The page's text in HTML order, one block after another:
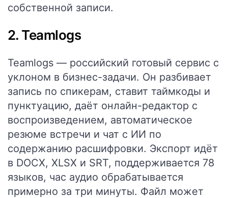
собственной записи.
2. Teamlogs
Teamlogs — российский готовый сервис с
уклоном в бизнес-задачи. Он разбивает
запись по спикерам, ставит таймкоды и
пунктуацию, даёт онлайн-редактор с
воспроизведением, автоматическое
резюме встречи и чат с ИИ по
содержанию расшифровки. Экспорт идёт
в DOCX, XLSX и SRT, поддерживается 78
языков, час аудио обрабатывается
примерно за три минуты. Файл может